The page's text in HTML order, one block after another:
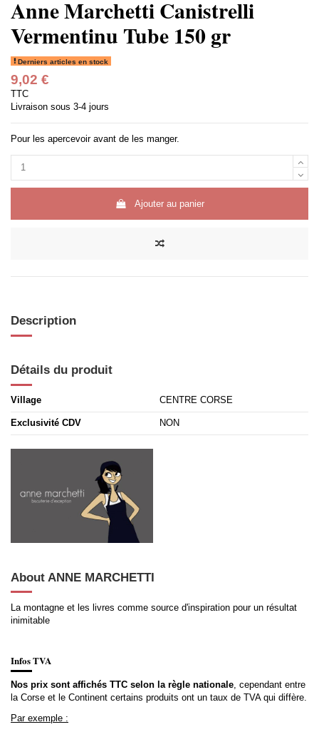
Anne Marchetti Canistrelli
Vermentinu Tube 150 gr
Derniers articles en stock
9,02 €
TTC
Livraison sous 3-4 jours
Pour les apercevoir avant de les manger.
Ajouter au panier
Description
Détails du produit
Village CENTRE CORSE
Exclusivité CDV NON
About ANNE MARCHETTI
La montagne et les livres comme source d'inspiration pour un résultat
inimitable
Infos TVA
Nos prix sont affichés TTC selon la règle nationale, cependant entre
la Corse et le Continent certains produits ont un taux de TVA qui diffère.
Par exemple :